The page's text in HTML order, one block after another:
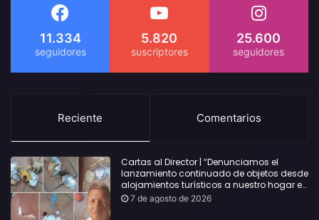
11.334 5.820 25.600
Reciente Comentarios
Cartas al Director | “Denunciamos el
lanzamiento continuado de objetos desde
alojamientos turísticos a nuestro hogar en
Lloret: Podría haber causado una
7 de agosto de 2026